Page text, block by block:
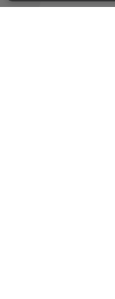
ランキング